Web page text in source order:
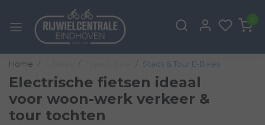
0
Home Stads & Tour E-Bikes
Electrische fietsen ideaal
voor woon-werk verkeer &
tour tochten